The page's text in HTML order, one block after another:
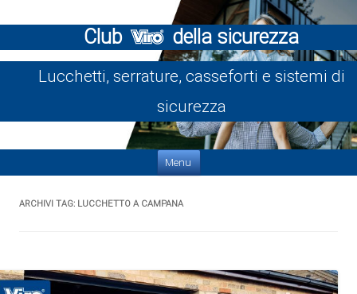
Club della sicurezza
Lucchetti, serrature, casseforti e sistemi di
sicurezza
Menu
ARCHIVI TAG: LUCCHETTO A CAMPANA